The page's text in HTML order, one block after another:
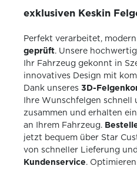
exklusiven Keskin
Perfekt verarbeitet,
geprüft. Unsere
Ihr Fahrzeug gekonnt in
innovatives Design mit
Dank unseres 3D-
Ihre Wunschfelgen schnell
zusammen und erhalten
an Ihrem Fahrzeug.
jetzt bequem über Star
von schneller Lieferung und
Kundenservice.